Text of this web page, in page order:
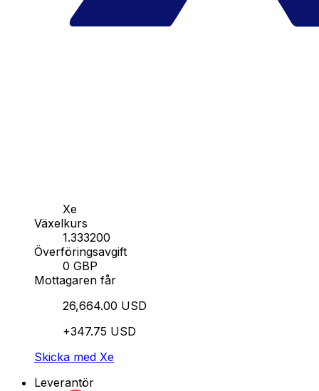
Xe
Växelkurs
1.333200
Överföringsavgift
0 GBP
Mottagaren får
26,664.00 USD
+347.75 USD
Skicka med Xe
Leverantör